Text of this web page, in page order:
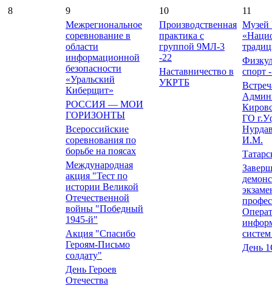
8
9
Межрегиональное
соревнование в
области
информационной
безопасности
«Уральский
Киберщит»
РОССИЯ — МОИ
ГОРИЗОНТЫ
Всероссийские
соревнования по
борьбе на поясах
Международная
акция "Тест по
истории Великой
Отечественной
войны "Победный
1945-й"
Акция "Спасибо
Героям-Письмо
солдату"
День Героев
Отечества
10
Производственная
практика с
группой 9МЛ-3
-22
Наставничество в
УКРТБ
11
спорт
ГО
И.М.
День